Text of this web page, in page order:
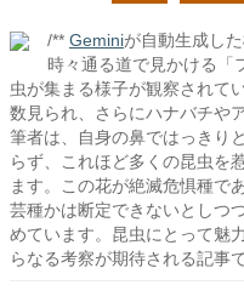
/** Geminiが自動生成し
時々通る道で見かける「
虫が集まる様子が観察されて
数見られ、さらにハナバチや
筆者は、自身の鼻ではっきり
らず、これほど多くの昆虫を
ます。この花が絶滅危惧種で
芸種かは断定できないとしつ
めています。昆虫にとって魅
らなる考察が期待される記事で